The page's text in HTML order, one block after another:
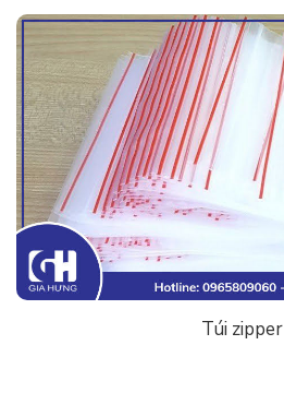
Túi zipper